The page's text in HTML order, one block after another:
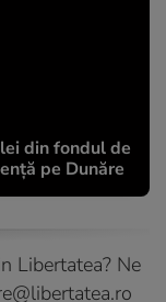
din fondul de
pe Dunăre
Libertatea? Ne